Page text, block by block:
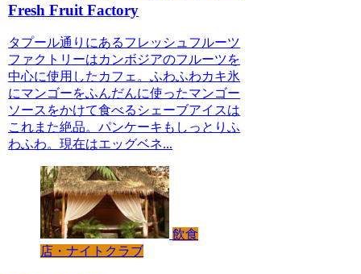
Fresh Fruit Factory
タプール通りにあるフレッシュフルーツ
ファクトリーはカンボジアのフルーツを
中心に使用したカフェ。ふわふわカキ氷
にマンゴーをふんだんに使ったマンゴー
ソースをかけて食べるシェーブアイスは
これまた絶品。パンケーキもしっとりふ
わふわ。現在はエッグベネ...
飲食
店・ナイトクラブ